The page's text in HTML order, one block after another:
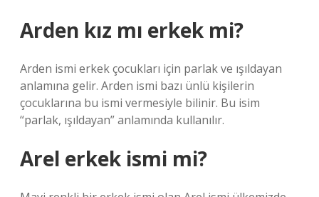
Arden kız mı erkek mi?
Arden ismi erkek çocukları için parlak ve ışıldayan
anlamına gelir. Arden ismi bazı ünlü kişilerin
çocuklarına bu ismi vermesiyle bilinir. Bu isim
“parlak, ışıldayan” anlamında kullanılır.
Arel erkek ismi mi?